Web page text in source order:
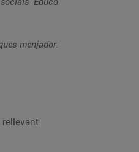
menjador.
rellevant: